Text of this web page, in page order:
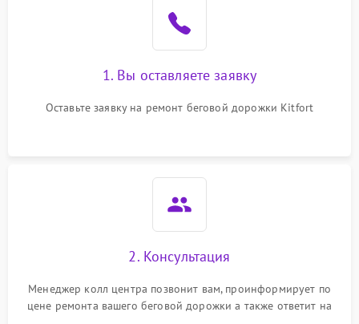
1. Вы оставляете заявку
Оставьте заявку на ремонт беговой дорожки Kitfort
2. Консультация
Менеджер колл центра позвонит вам, проинформирует по
цене ремонта вашего беговой дорожки а также ответит на